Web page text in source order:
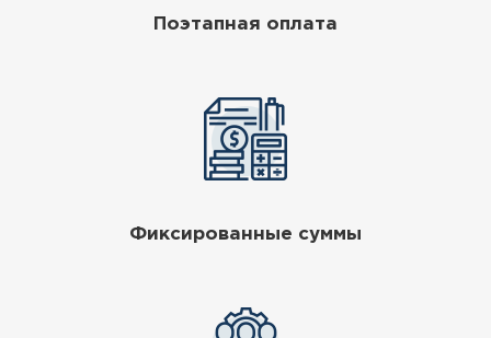
Поэтапная оплата
Фиксированные суммы